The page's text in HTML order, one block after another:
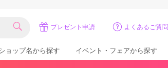
プレゼント申請 よくあるご質問
ョップ名から探す イベント・フェアから探す